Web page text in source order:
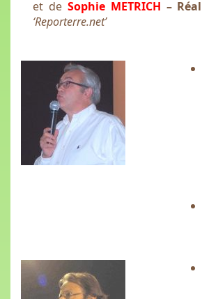
et de Sophie METRICH –
‘Reporterre.net’